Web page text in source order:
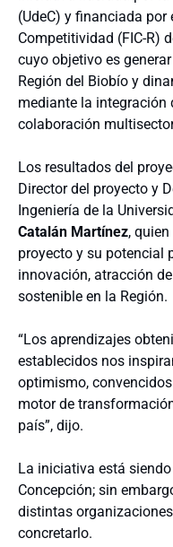
(UdeC) y financiada
Competitividad (FIC-R)
cuyo objetivo es
Región del Biobío y
mediante la integración
colaboración
Los resultados del
Director del proyecto y
Ingeniería de la
Catalán Martínez,
proyecto y su potencial
innovación, atracción
sostenible en la Región.
“Los aprendizajes
establecidos nos
optimismo,
motor de
país”, dijo.
La iniciativa está
Concepción; sin
distintas
concretarlo.